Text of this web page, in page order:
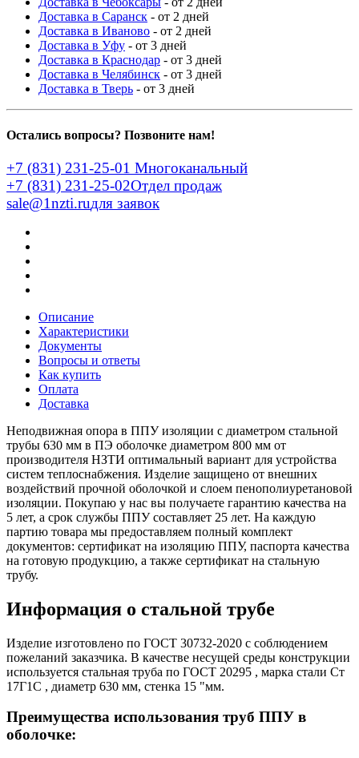
Доставка в Саранск - от 2 дней
Доставка в Иваново - от 2 дней
Доставка в Уфу - от 3 дней
Доставка в Краснодар - от 3 дней
Доставка в Челябинск - от 3 дней
Доставка в Тверь - от 3 дней
Остались вопросы? Позвоните нам!
+7 (831) 231-25-01 Многоканальный
+7 (831) 231-25-02Отдел продаж
sale@1nzti.ruдля заявок
Описание
Характеристики
Документы
Вопросы и ответы
Как купить
Оплата
Доставка
Неподвижная опора в ППУ изоляции с диаметром стальной
трубы 630 мм в ПЭ оболочке диаметром 800 мм от
производителя НЗТИ оптимальный вариант для устройства
систем теплоснабжения. Изделие защищено от внешних
воздействий прочной оболочкой и слоем пенополиуретановой
изоляции. Покупаю у нас вы получаете гарантию качества на
5 лет, а срок службы ППУ составляет 25 лет. На каждую
партию товара мы предоставляем полный комплект
документов: сертификат на изоляцию ППУ, паспорта качества
на готовую продукцию, а также сертификат на стальную
трубу.
Информация о стальной трубе
Изделие изготовлено по ГОСТ 30732-2020 с соблюдением
пожеланий заказчика. В качестве несущей среды конструкции
используется стальная труба по ГОСТ 20295 , марка стали Ст
17Г1С , диаметр 630 мм, стенка 15 "мм.
Преимущества использования труб ППУ в
оболочке: